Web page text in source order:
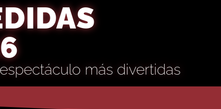
más divertidas